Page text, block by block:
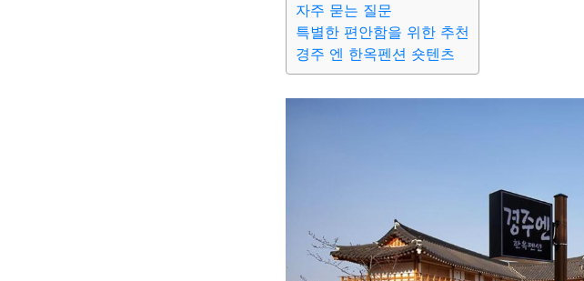
자주 묻는 질문
특별한 편안함을 위한 추천
경주 엔 한옥펜션 숏텐츠